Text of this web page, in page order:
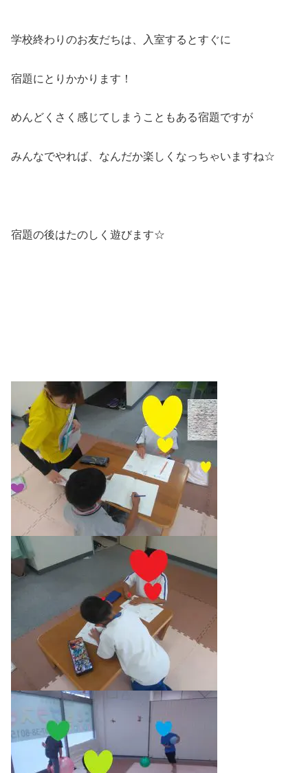
学校終わりのお友だちは、入室するとすぐに
宿題にとりかかります！
めんどくさく感じてしまうこともある宿題ですが
みんなでやれば、なんだか楽しくなっちゃいますね☆
宿題の後はたのしく遊びます☆